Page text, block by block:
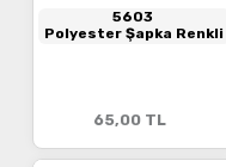
5603
Polyester Şapka Renkli
65,00 TL